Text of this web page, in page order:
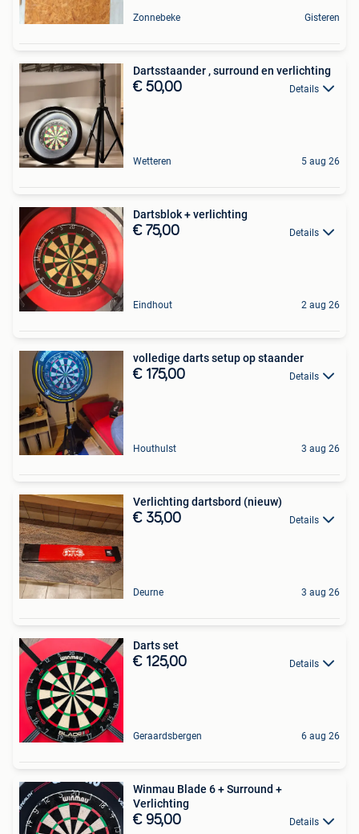
Zonnebeke Gisteren
Dartsstaander , surround en verlichting
€ 50,00 Details
Wetteren 5 aug 26
Dartsblok + verlichting
€ 75,00 Details
Eindhout 2 aug 26
volledige darts setup op staander
€ 175,00 Details
Houthulst 3 aug 26
Verlichting dartsbord (nieuw)
€ 35,00 Details
Deurne 3 aug 26
Darts set
€ 125,00 Details
Geraardsbergen 6 aug 26
Winmau Blade 6 + Surround +
Verlichting
€ 95,00 Details